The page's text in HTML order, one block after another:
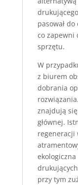
pasował
co zapewni
sprzętu.
W
z biurem
dobrania
znajdują się
głównej.
regeneracji
przy tym